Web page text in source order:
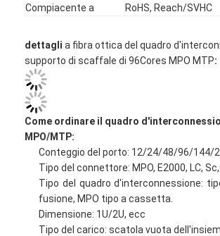
MPO MTP
separatore a fibra ottica del plc
cavo a fibre ottiche
patchcord a fibra ottica
treccia a fibra ottica
adattatore a fibra ottica
connettore a fibra ottica
Compiacente a
RoHS, Reach/SVHC
dettagli a fibra ottica del quadro
supporto di scaffale di 96Cores MPO MTP:
Come ordinare il quadro
MPO/MTP:
Conteggio del porto: 12/24/48/96/144/
Tipo del connettore: MPO, E2000, LC, Sc,
Tipo del quadro d'interconnessione:
fusione, MPO tipo a cassetta.
Dimensione: 1U/2U, ecc
Tipo del carico: scatola vuota